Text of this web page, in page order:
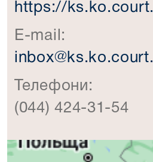
https://
E-mail:
Телефони:
(044) 424-31-54